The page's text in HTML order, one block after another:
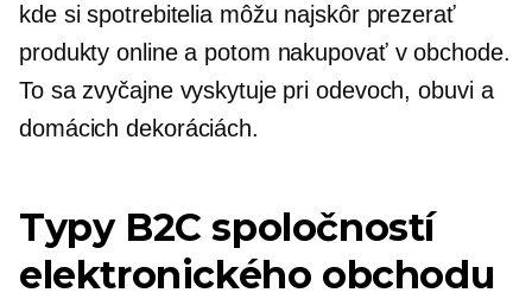
kde si spotrebitelia môžu najskôr prezerať
produkty online a potom nakupovať v obchode.
To sa zvyčajne vyskytuje pri odevoch, obuvi a
domácich dekoráciách.
Typy B2C spoločností
elektronického obchodu